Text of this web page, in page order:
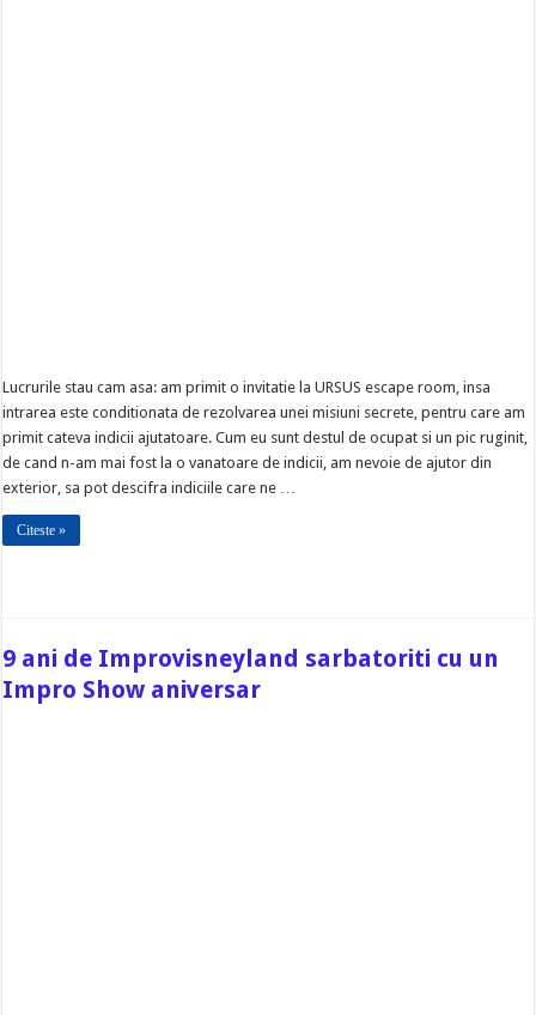
Lucrurile stau cam asa: am primit o invitatie la URSUS escape room, insa
intrarea este conditionata de rezolvarea unei misiuni secrete, pentru care am
primit cateva indicii ajutatoare. Cum eu sunt destul de ocupat si un pic ruginit,
de cand n-am mai fost la o vanatoare de indicii, am nevoie de ajutor din
exterior, sa pot descifra indiciile care ne …
Citeste »
9 ani de Improvisneyland sarbatoriti cu un
Impro Show aniversar